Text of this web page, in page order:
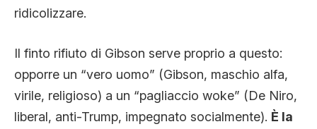
ridicolizzare.
Il finto rifiuto di Gibson serve proprio a questo:
opporre un “vero uomo” (Gibson, maschio alfa,
virile, religioso) a un “pagliaccio woke” (De Niro,
liberal, anti-Trump, impegnato socialmente). È la